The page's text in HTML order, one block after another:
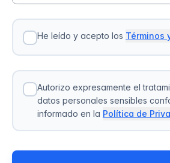
He leído y acepto los Términos
Autorizo expresamente el
datos personales sensibles
informado en la Política de